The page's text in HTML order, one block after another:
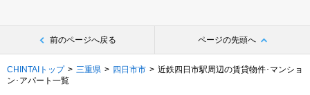
前のページへ戻る ページの先頭へ
CHINTAIトップ 三重県 四日市市
近鉄四日市駅周辺の賃貸物件･マンショ
ン･アパート一覧